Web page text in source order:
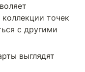
точек
с другими
выглядят